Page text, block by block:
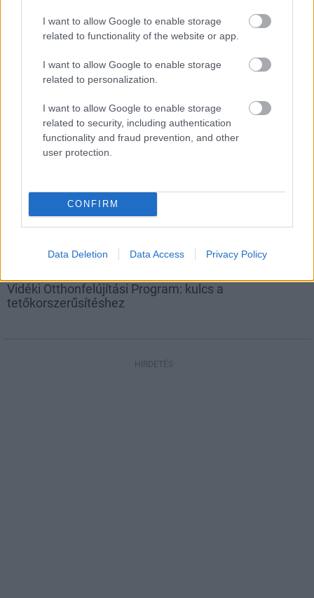
I want to allow Google to enable storage
related to functionality of the website or app.
I want to allow Google to enable storage
related to personalization.
I want to allow Google to enable storage
related to security, including authentication
functionality and fraud prevention, and other
user protection.
CONFIRM
Data Deletion Data Access Privacy Policy
Modern letisztultság és klasszikus stílus
Vidéki Otthonfelújítási Program: kulcs a
tetőkorszerűsítéshez
HIRDETÉS